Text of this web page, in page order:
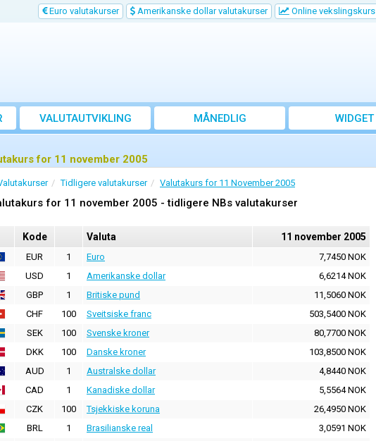
Euro valutakurser Amerikanske dollar valutakurser Online vekslingskurs
VALUTAUTVIKLING
MÅNEDLIG
GJENNOMSNITTSKURS
WIDGET
for 11 november 2005
Tidligere valutakurser Valutakurs for 11 November 2005
for 11 november 2005 - tidligere NBs valutakurser
Kode Valuta 11 november 2005
EUR 1 Euro
7,7450 NOK
USD
1 Amerikanske dollar
6,6214 NOK
GBP
1 Britiske pund
11,5060 NOK
CHF
100 Sveitsiske franc
503,5400 NOK
SEK
100 Svenske kroner
80,7700 NOK
DKK
100 Danske kroner
103,8500 NOK
AUD
1 Australske dollar
4,8440 NOK
CAD
1 Kanadiske dollar
5,5564 NOK
CZK
100 Tsjekkiske koruna
26,4950 NOK
BRL
1 Brasilianske real
3,0591 NOK